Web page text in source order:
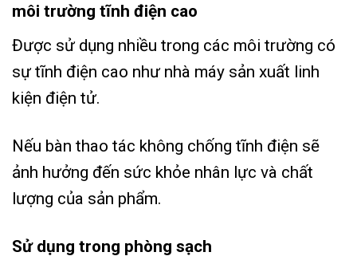
môi trường tĩnh điện cao
Được sử dụng nhiều trong các môi trường có
sự tĩnh điện cao như nhà máy sản xuất linh
kiện điện tử.
Nếu bàn thao tác không chống tĩnh điện sẽ
ảnh hưởng đến sức khỏe nhân lực và chất
lượng của sản phẩm.
Sử dụng trong phòng sạch